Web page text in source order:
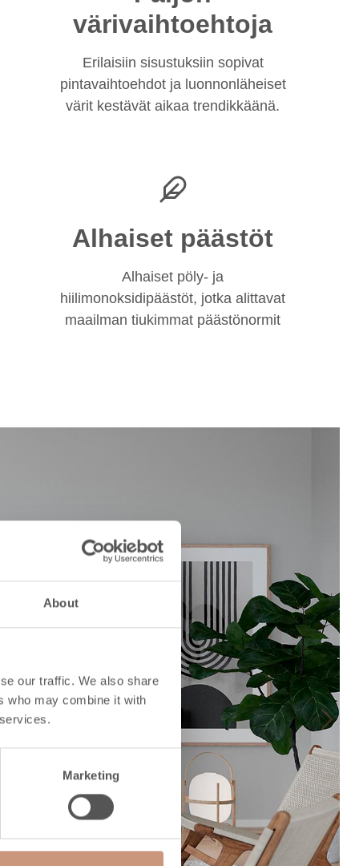
About
our traffic. We also share
who may combine it with
Marketing
värivaihtoehtoja
Erilaisiin sisustuksiin sopivat
pintavaihtoehdot ja luonnonläheiset
värit kestävät aikaa trendikkäänä.
Alhaiset päästöt
Alhaiset pöly- ja
hiilimonoksidipäästöt, jotka alittavat
maailman tiukimmat päästönormit
Next